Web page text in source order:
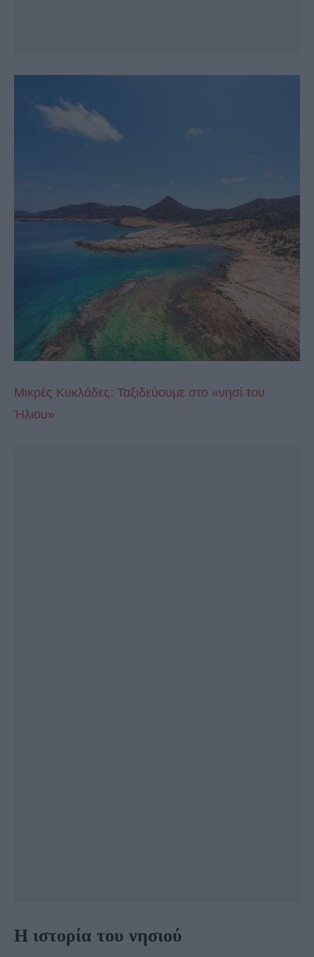
Μικρές Κυκλάδες: Ταξιδεύουμε στο «νησί του
Ήλιου»
Η ιστορία του νησιού